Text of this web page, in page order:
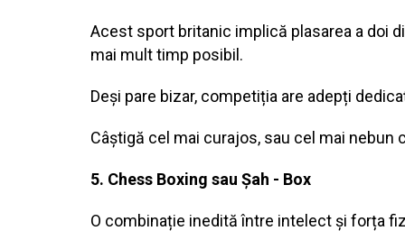
Acest sport britanic implică plasarea a doi
mai mult timp posibil.
Deși pare bizar, competiția are adepți
Câștigă cel mai curajos, sau cel mai nebun
5. Chess Boxing sau Șah - Box
O combinație inedită între intelect și forța